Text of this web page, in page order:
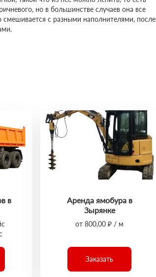
но в большинстве случаев она все
с разными наполнителями, после
в
Аренда ямобура в
Зырянке
от 800,00 ₽ / м
Заказать